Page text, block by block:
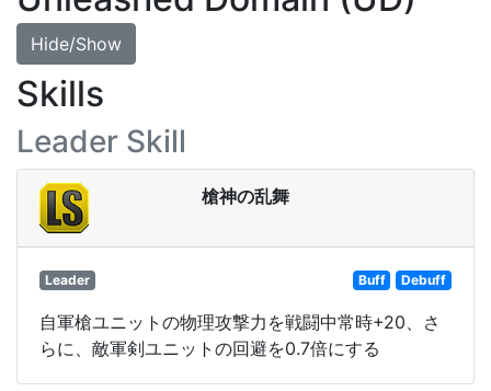
Hide/Show
Skills
Leader Skill
槍神の乱舞
Leader Buff Debuff
自軍槍ユニットの物理攻撃力を戦闘中常時+20、さ
らに、敵軍剣ユニットの回避を0.7倍にする